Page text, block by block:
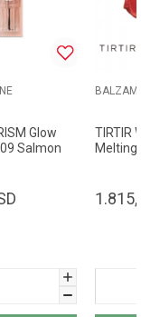
Glow
Salmon
BALZAM
TIRTIR
Melting